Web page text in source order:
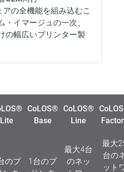
アの全機能を組み込むこ
・イマージュの一次、
の幅広いプリンター製
Lite
CoLOS®
Base
CoLOS®
Line
のプ
1台のプ
最大4台
のネッ
最大
台の
ット